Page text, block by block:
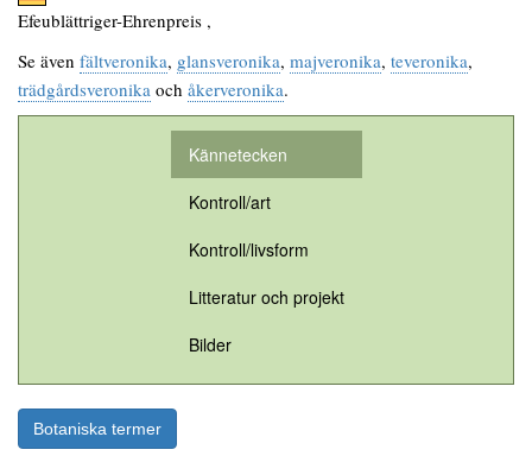
Efeublättriger-Ehrenpreis ,
Se även fältveronika, glansveronika, majveronika, teveronika,
trädgårdsveronika och åkerveronika.
Kännetecken
Kontroll/art
Kontroll/livsform
Litteratur och projekt
Bilder
Botaniska termer